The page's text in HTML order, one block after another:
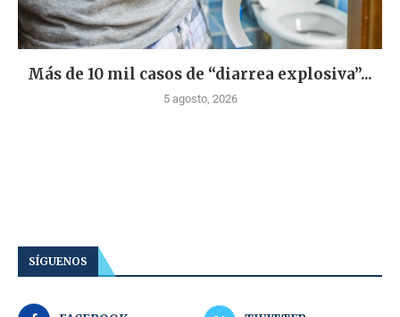
Más de 10 mil casos de “diarrea explosiva”...
5 agosto, 2026
SÍGUENOS